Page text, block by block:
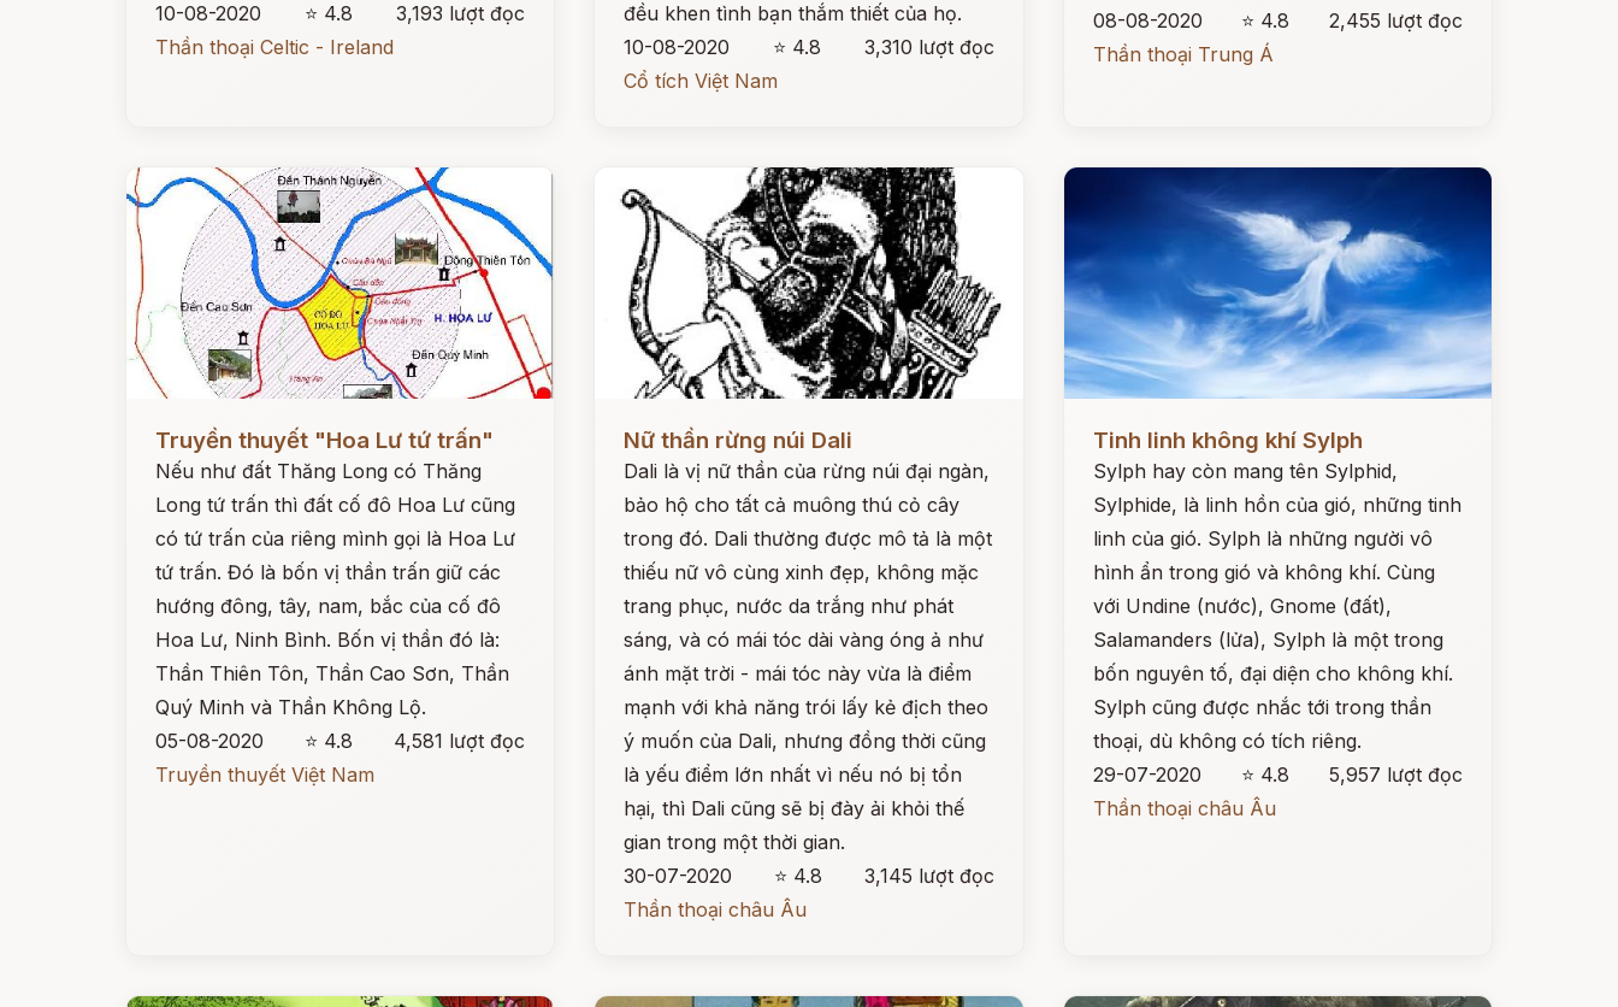
10-08-2020
⭐ 4.8
3,193 lượt đọc
Thần thoại Celtic - Ireland
đều khen tình bạn thắm thiết của họ.
10-08-2020
⭐ 4.8
3,310 lượt đọc
Cổ tích Việt Nam
08-08-2020
⭐ 4.8
2,455 lượt đọc
Thần thoại Trung Á
Đọc ngay
Truyền thuyết "Hoa Lư tứ trấn"
Nếu như đất Thăng Long có Thăng
Long tứ trấn thì đất cố đô Hoa Lư cũng
có tứ trấn của riêng mình gọi là Hoa Lư
tứ trấn. Đó là bốn vị thần trấn giữ các
hướng đông, tây, nam, bắc của cố đô
Hoa Lư, Ninh Bình. Bốn vị thần đó là:
Thần Thiên Tôn, Thần Cao Sơn, Thần
Quý Minh và Thần Không Lộ.
05-08-2020
⭐ 4.8
4,581 lượt đọc
Truyền thuyết Việt Nam
Nữ thần rừng núi Dali
Dali là vị nữ thần của rừng núi đại ngàn,
bảo hộ cho tất cả muông thú cỏ cây
trong đó. Dali thường được mô tả là một
thiếu nữ vô cùng xinh đẹp, không mặc
trang phục, nước da trắng như phát
sáng, và có mái tóc dài vàng óng ả như
ánh mặt trời - mái tóc này vừa là điểm
mạnh với khả năng trói lấy kẻ địch theo
ý muốn của Dali, nhưng đồng thời cũng
là yếu điểm lớn nhất vì nếu nó bị tổn
hại, thì Dali cũng sẽ bị đày ải khỏi thế
gian trong một thời gian.
30-07-2020
⭐ 4.8
3,145 lượt đọc
Thần thoại châu Âu
Tinh linh không khí Sylph
Sylph hay còn mang tên Sylphid,
Sylphide, là linh hồn của gió, những tinh
linh của gió. Sylph là những người vô
hình ẩn trong gió và không khí. Cùng
với Undine (nước), Gnome (đất),
Salamanders (lửa), Sylph là một trong
bốn nguyên tố, đại diện cho không khí.
Sylph cũng được nhắc tới trong thần
thoại, dù không có tích riêng.
29-07-2020
⭐ 4.8
5,957 lượt đọc
Thần thoại châu Âu